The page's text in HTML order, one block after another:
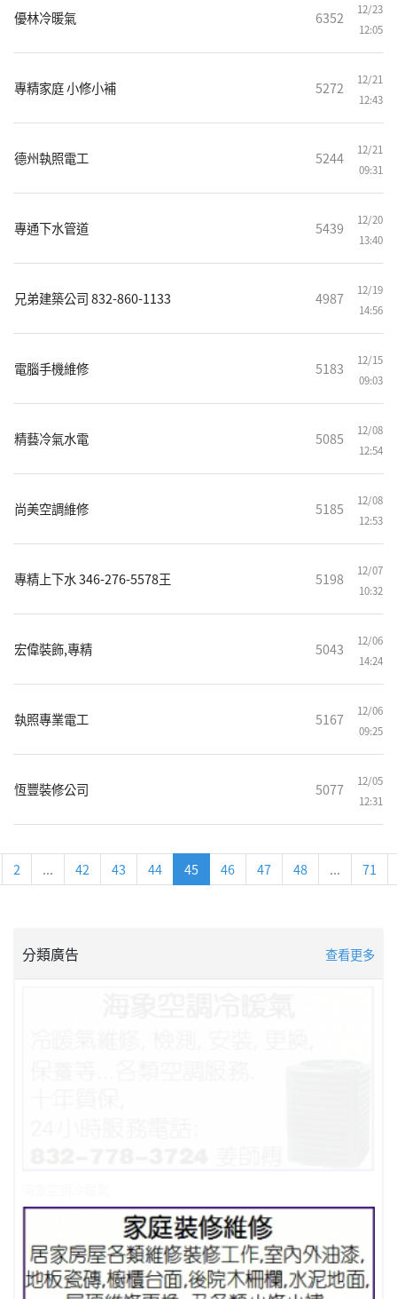
優林冷暖氣 6352
12/23
12:05
專精家庭 小修小補 5272
12/21
12:43
德州執照電工 5244
12/21
09:31
專通下水管道 5439
12/20
13:40
兄弟建築公司 832-860-1133 4987
12/19
14:56
電腦手機維修 5183
12/15
09:03
精藝冷氣水電 5085
12/08
12:54
尚美空調維修 5185
12/08
12:53
專精上下水 346-276-5578王 5198
12/07
10:32
宏偉裝飾,專精 5043
12/06
14:24
執照專業電工 5167
12/06
09:25
恆豐裝修公司 5077
12/05
12:31
2 ... 42 43 44 45 46 47 48 ... 71
分類廣告 查看更多